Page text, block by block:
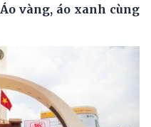
vàng, áo xanh cùng